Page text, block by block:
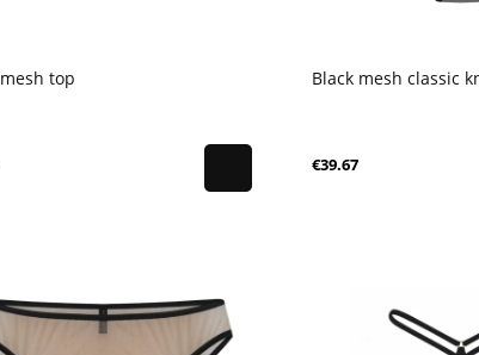
top Black mesh classic
€39.67